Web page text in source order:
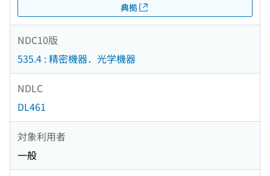
典拠
NDC10版
535.4 : 精密機器．光学機器
NDLC
DL461
対象利用者
一般